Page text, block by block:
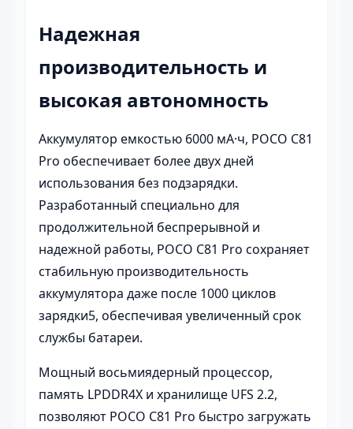
Надежная
производительность и
высокая автономность
Аккумулятор емкостью 6000 мА·ч, POCO C81
Pro обеспечивает более двух дней
использования без подзарядки.
Разработанный специально для
продолжительной беспрерывной и
надежной работы, POCO C81 Pro сохраняет
стабильную производительность
аккумулятора даже после 1000 циклов
зарядки5, обеспечивая увеличенный срок
службы батареи.
Мощный восьмиядерный процессор,
память LPDDR4X и хранилище UFS 2.2,
позволяют POCO C81 Pro быстро загружать